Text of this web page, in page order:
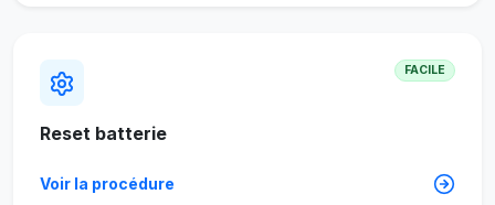
FACILE
Reset batterie
Voir la procédure